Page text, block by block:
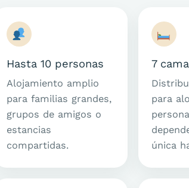
Hasta 10 personas
Alojamiento amplio
para familias grandes,
grupos de amigos o
estancias
compartidas.
7
para
única